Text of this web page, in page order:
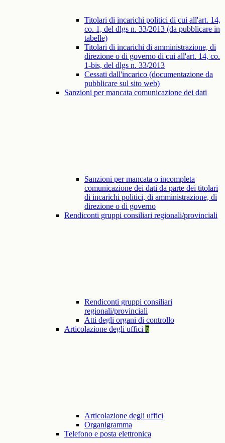
Titolari di incarichi politici di cui all'art. 14,
co. 1, del dlgs n. 33/2013 (da pubblicare in
tabelle)
Titolari di incarichi di amministrazione, di
direzione o di governo di cui all'art. 14, co.
1-bis, del dlgs n. 33/2013
Cessati dall'incarico (documentazione da
pubblicare sul sito web)
Sanzioni per mancata comunicazione dei dati
Sanzioni per mancata o incompleta
comunicazione dei dati da parte dei titolari
di incarichi politici, di amministrazione, di
direzione o di governo
Rendiconti gruppi consiliari regionali/provinciali
Rendiconti gruppi consiliari
regionali/provinciali
Atti degli organi di controllo
Articolazione degli uffici 7
Articolazione degli uffici
Organigramma
Telefono e posta elettronica